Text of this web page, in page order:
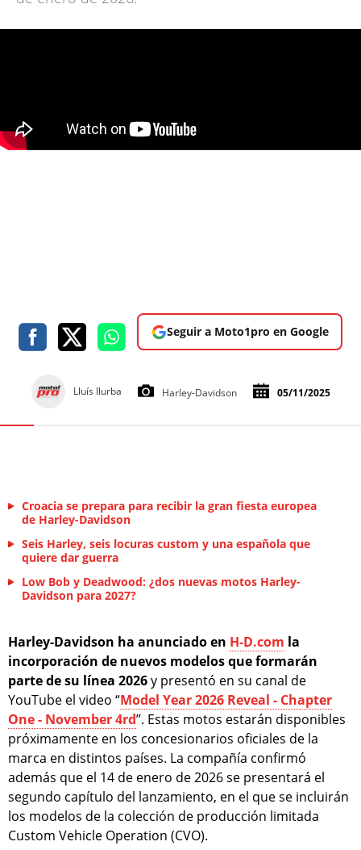
Seguir a Moto1pro en Google
Lluís llurba Harley-Davidson 05/11/2025
Croacia se prepara para recibir la gran fiesta europea
de Harley-Davidson
Seis Harley, seis locuras custom y una española que
quiere dar guerra
Low Bob y Deadwood: ¿dos nuevas motos Harley-
Davidson para 2027?
Harley-Davidson ha anunciado en H-D.com la
incorporación de nuevos modelos que formarán
parte de su línea 2026y presentó en su canal de
YouTube el video “Model Year 2026 Reveal - Chapter
One - November 4rd”. Estas motos estarán disponibles
próximamente en los concesionarios oficiales de la
marca en distintos países. La compañía confirmó
además que el 14 de enero de 2026 se presentará el
segundo capítulo del lanzamiento, en el que se incluirán
los modelos de la colección de producción limitada
Custom Vehicle Operation (CVO).